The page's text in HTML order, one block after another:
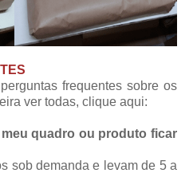
frequentes sobre os
ver todas, clique aqui:
quadro ou produto ficar
sob demanda e levam de 5 a